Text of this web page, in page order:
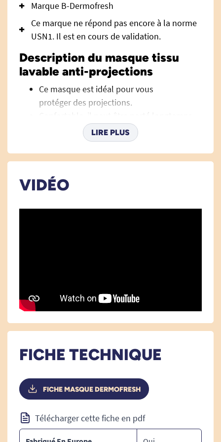
Marque B-Dermofresh
Ce marque ne répond pas encore à la norme
USN1. Il est en cours de validation.
Description du masque tissu
lavable anti-projections
Ce masque est idéal pour vous
protéger des projections.
Confortable, il peut être porté longtemps
Le masque peut être utilisé pendant une
durée de 4h. Le masque est personnel et
Il est lavable: Pour le désinfecter il vous
bouillant
- règles de distanciation sociale,
Règles d’entretien du masque lavable :
stocké dans un sachet jetable
- Lavage à l’eau chaude et au savon sans
LIRE PLUS
VIDÉO
FICHE TECHNIQUE
FICHE MASQUE DERMOFRESH
Télécharger cette fiche en pdf